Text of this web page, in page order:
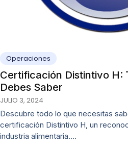
Operaciones
Certificación Distintivo H:
Debes Saber
JULIO 3, 2024
Descubre todo lo que necesitas
certificación Distintivo H, un
industria alimentaria.…